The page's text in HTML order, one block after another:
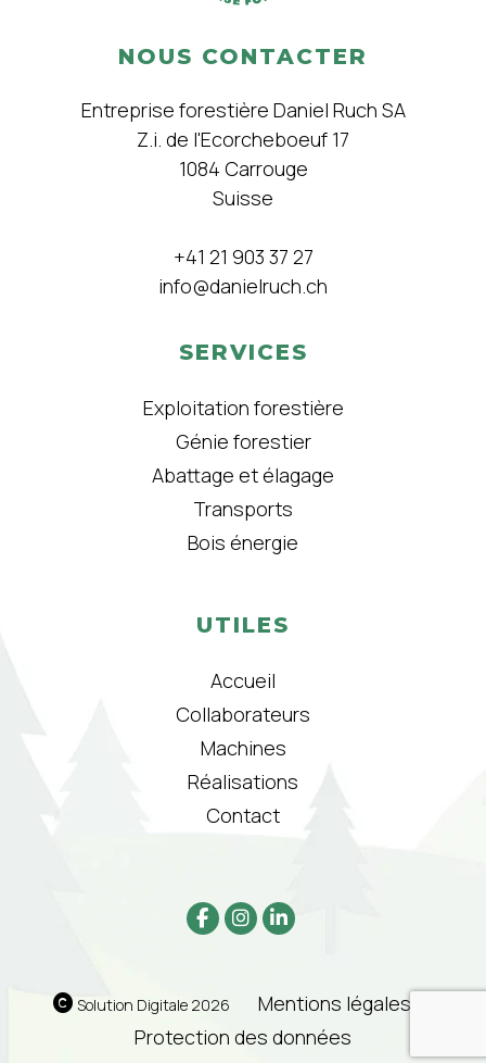
NOUS CONTACTER
Entreprise forestière Daniel Ruch SA
Z.i. de l'Ecorcheboeuf 17
1084 Carrouge
Suisse
+41 21 903 37 27
info@danielruch.ch
SERVICES
Exploitation forestière
Génie forestier
Abattage et élagage
Transports
Bois énergie
UTILES
Accueil
Collaborateurs
Machines
Réalisations
Contact
Solution Digitale 2026 Mentions légales
Protection des données